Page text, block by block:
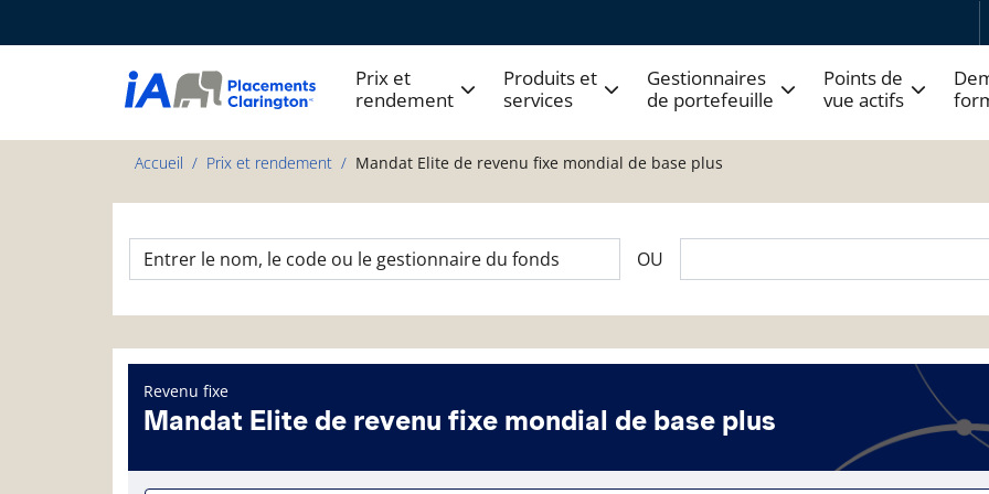
Prix et
rendement
Produits et
services
Gestionnaires
de portefeuille
Points de
vue actifs
Accueil Prix et rendement Mandat Elite de revenu fixe mondial de base plus
OU
Revenu fixe
Mandat Elite de revenu fixe mondial de base plus